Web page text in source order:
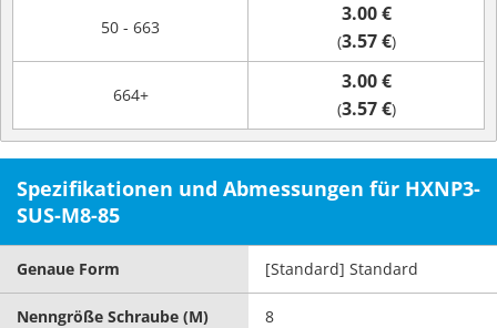
50 - 663
3.00 €
(3.57 €)
664+
3.00 €
(3.57 €)
Spezifikationen und Abmessungen für HXNP3-
SUS-M8-85
Genaue Form [Standard] Standard
Nenngröße Schraube (M) 8